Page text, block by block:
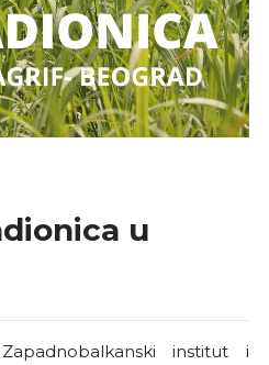
u
institut i